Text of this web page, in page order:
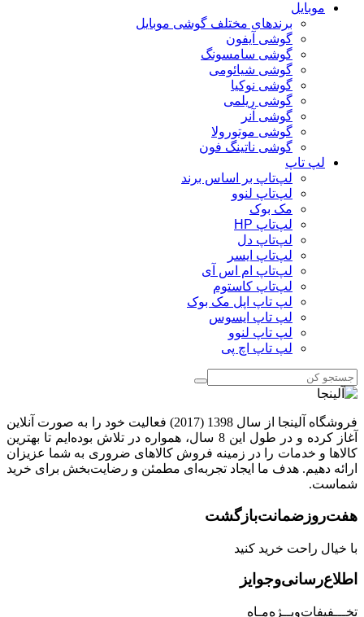
موبایل
برندهای مختلف گوشی موبایل
گوشی آیفون
گوشی سامسونگ
گوشی شیائومی
گوشی نوکیا
گوشی ریلمی
گوشی آنر
گوشی موتورولا
گوشی ناتینگ فون
لپ تاپ
لپ‌تاپ بر اساس برند
لپ‌تاپ لنوو
مک بوک
لپ‌تاپ HP
لپ‌تاپ دل
لپ‌تاپ ایسر
لپ‌تاپ ام اس آی
لپ‌تاپ کاستوم
لپ تاپ اپل مک بوک
لپ تاپ ایسوس
لپ تاپ لنوو
لپ تاپ اچ پی
فروشگاه آلینجا از سال 1398 (2017) فعالیت خود را به صورت آنلاین
آغاز کرده و در طول این 8 سال، همواره در تلاش بوده‌ایم تا بهترین
کالاها و خدمات را در زمینه فروش کالاهای ضروری به شما عزیزان
ارائه دهیم. هدف ما ایجاد تجربه‌ای مطمئن و رضایت‌بخش برای خرید
شماست.
هفت‌روز‌ضمانت‌بازگشت
با خیال راحت خرید کنید
اطلاع‌رسانی‌و‌جوایز
تخـــفیفات‌ویــژه‌مـاه